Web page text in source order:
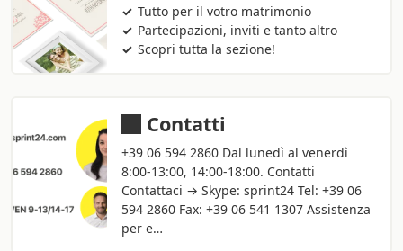
Tutto per il votro matrimonio
Partecipazioni, inviti e tanto altro
Scopri tutta la sezione!
Contatti
+39 06 594 2860 Dal lunedì al venerdì
8:00-13:00, 14:00-18:00. Contatti
Contattaci → Skype: sprint24 Tel: +39 06
594 2860 Fax: +39 06 541 1307 Assistenza
per e…